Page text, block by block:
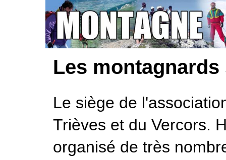
Les montagnards
Le siège de
Trièves et du Vercors.
organisé de très